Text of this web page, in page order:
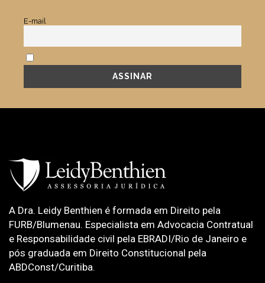
E-mail
A Dra. Leidy Benthien é formada em Direito pela
FURB/Blumenau. Especialista em Advocacia Contratual
e Responsabilidade civil pela EBRADI/Rio de Janeiro e
pós graduada em Direito Constitucional pela
ABDConst/Curitiba.